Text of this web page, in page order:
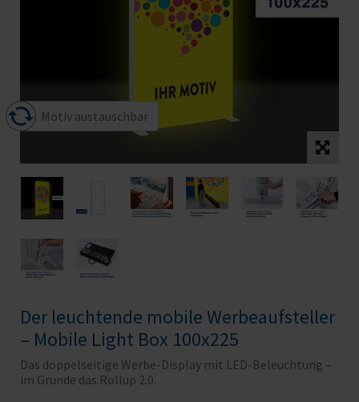
Motiv austauschbar
Der leuchtende mobile Werbeaufsteller
– Mobile Light Box 100x225
Das doppelseitige Werbe-Display mit LED-Beleuchtung –
im Grunde das Rollup 2.0.